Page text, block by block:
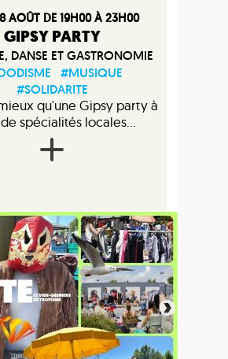
AOÛT DE 19H00 À 23H00
GIPSY PARTY
DANSE ET GASTRONOMIE
#MUSIQUE
#SOLIDARITE
qu'une Gipsy party à
spécialités locales...